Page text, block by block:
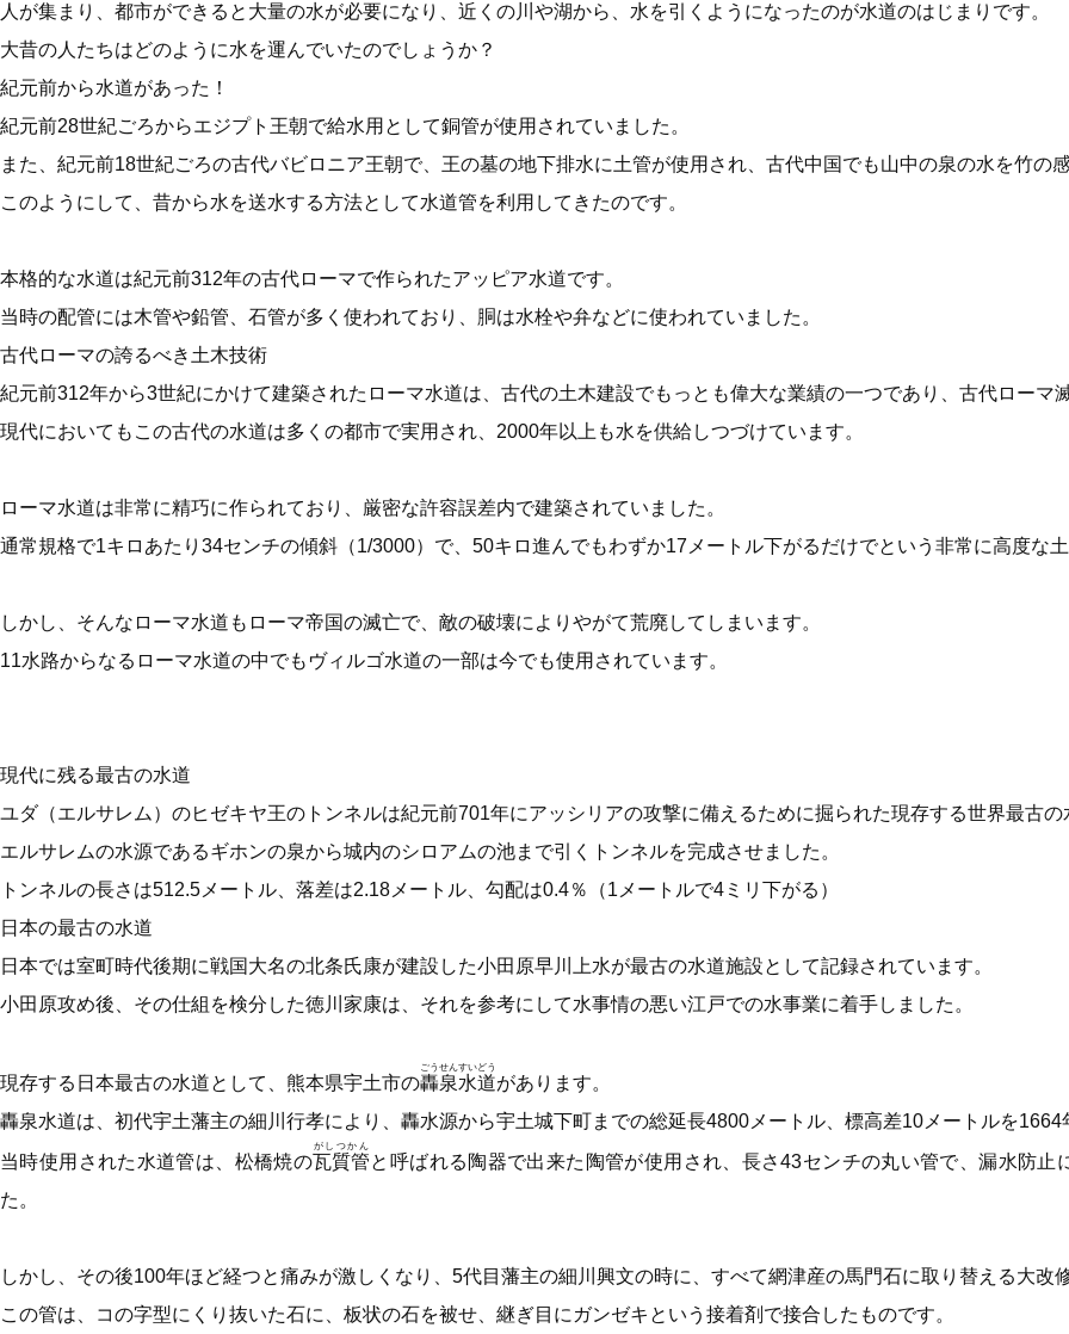
人が集まり、都市ができると大量の水が必要になり、近くの川や湖から、水を引くようになったのが水道のはじまりです。
大昔の人たちはどのように水を運んでいたのでしょうか？
紀元前から水道があった！
紀元前28世紀ごろからエジプト王朝で給水用として銅管が使用されていました。
また、紀元前18世紀ごろの古代バビロニア王朝で、王の墓の地下排水に土管が使用され、古代中国でも山中の泉の水を竹の
このようにして、昔から水を送水する方法として水道管を利用してきたのです。
本格的な水道は紀元前312年の古代ローマで作られたアッピア水道です。
当時の配管には木管や鉛管、石管が多く使われており、胴は水栓や弁などに使われていました。
古代ローマの誇るべき土木技術
紀元前312年から3世紀にかけて建築されたローマ水道は、古代の土木建設でもっとも偉大な業績の一つであり、古代ローマ
現代においてもこの古代の水道は多くの都市で実用され、2000年以上も水を供給しつづけています。
ローマ水道は非常に精巧に作られており、厳密な許容誤差内で建築されていました。
通常規格で1キロあたり34センチの傾斜（1/3000）で、50キロ進んでもわずか17メートル下がるだけでという非常に高度な
しかし、そんなローマ水道もローマ帝国の滅亡で、敵の破壊によりやがて荒廃してしまいます。
11水路からなるローマ水道の中でもヴィルゴ水道の一部は今でも使用されています。
現代に残る最古の水道
ユダ（エルサレム）のヒゼキヤ王のトンネルは紀元前701年にアッシリアの攻撃に備えるために掘られた現存する世界最古の
エルサレムの水源であるギホンの泉から城内のシロアムの池まで引くトンネルを完成させました。
トンネルの長さは512.5メートル、落差は2.18メートル、勾配は0.4％（1メートルで4ミリ下がる）
日本の最古の水道
日本では室町時代後期に戦国大名の北条氏康が建設した小田原早川上水が最古の水道施設として記録されています。
小田原攻め後、その仕組を検分した徳川家康は、それを参考にして水事情の悪い江戸での水事業に着手しました。
現存する日本最古の水道として、熊本県宇土市の轟泉水道
ごうせんすいどう
があります。
轟泉水道は、初代宇土藩主の細川行孝により、轟水源から宇土城下町までの総延長4800メートル、標高差10メートルを1664
当時使用された水道管は、松橋焼の瓦質管
がしつかん
と呼ばれる陶器で出来た陶管が使用され、長さ43センチの丸い管で、漏水防止
た。
しかし、その後100年ほど経つと痛みが激しくなり、5代目藩主の細川興文の時に、すべて網津産の馬門石に取り替える大改
この管は、コの字型にくり抜いた石に、板状の石を被せ、継ぎ目にガンゼキという接着剤で接合したものです。